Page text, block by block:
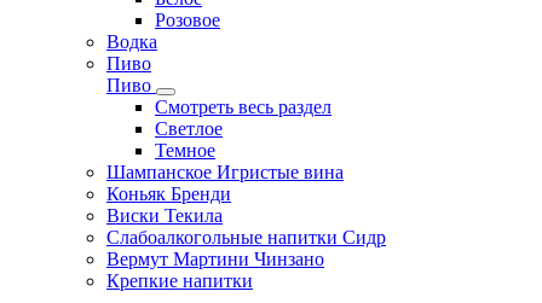
Розовое
Водка
Пиво
Пиво
Смотреть весь раздел
Cветлое
Темное
Шампанское Игристые вина
Коньяк Бренди
Виски Текила
Слабоалкогольные напитки Сидр
Вермут Мартини Чинзано
Крепкие напитки